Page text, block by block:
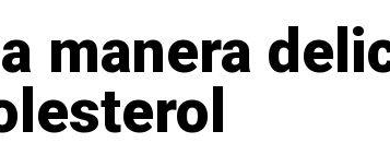
manera